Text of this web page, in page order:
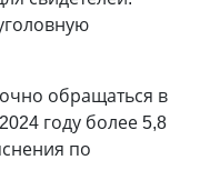
обращаться в
году более 5,8
по